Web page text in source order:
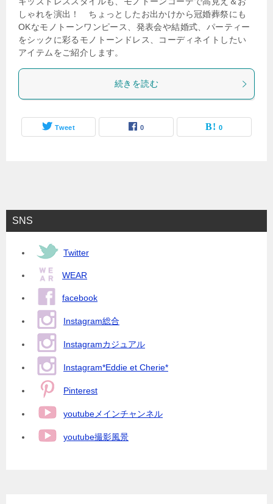
しゃれを演出！ ちょっとしたお出かけから冠婚葬祭にも
OKなモノトーンワンピース、発表会や結婚式、パーティー
をシックに彩るモノトーンドレス、コーディネイトしたい
アイテムをご紹介します。
続きを読む
Tweet 0 0
SNS
Twitter
WEAR
facebook
Instagram総合
Instagramカジュアル
Instagram*Eddie et Cherie*
Pinterest
youtubeメインチャンネル
youtube撮影風景